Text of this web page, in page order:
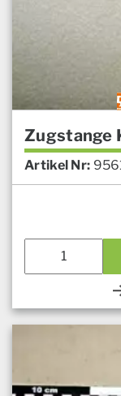
Zugstange
Artikel Nr: